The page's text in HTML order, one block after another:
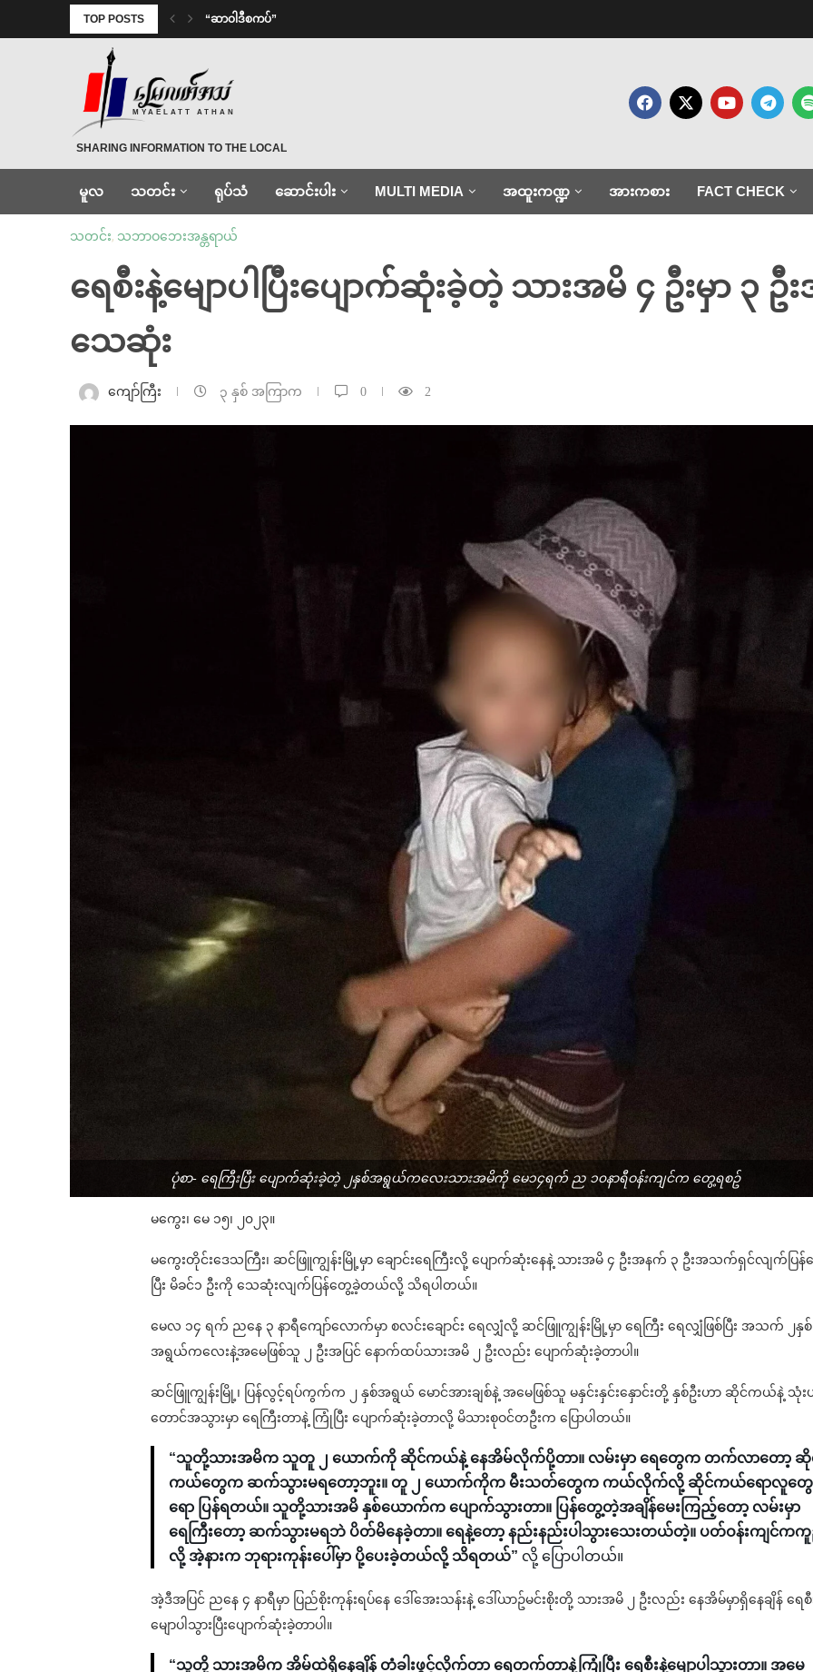
TOP POSTS “ဆာဝါဒီစကပ်”
MYAELATT ATHAN
SHARING INFORMATION TO THE LOCAL
မူလ သတင်း ရုပ်သံ ဆောင်းပါး MULTI MEDIA အထူးကဏ္ဍ အားကစား FACT CHECK
သတင်း, သဘာဝဘေးအန္တရာယ်
ရေစီးနဲ့မျောပါပြီးပျောက်ဆုံးခဲ့တဲ့ သားအမိ ၄ ဦးမှာ ၃
သေဆုံး
ကျော်ကြီး ၃ နှစ် အကြာက 0 2
ပုံစာ- ရေကြီးပြီး ပျောက်ဆုံးခဲ့တဲ့ ၂နှစ်အရွယ်ကလေးသားအမိကို မေ၁၄ရက် ည ၁၀နာရီဝန်းကျင်က တွေ့ရစဥ်
မကွေး၊ မေ ၁၅၊ ၂၀၂၃။
မကွေးတိုင်းဒေသကြီး၊ ဆင်ဖြူကျွန်းမြို့မှာ ချောင်းရေကြီးလို့ ပျောက်ဆုံးနေနဲ့ သားအမိ ၄ ဦးအနက် ၃ ဦးအသက်ရှင်လျက်ပြန်
ပြီး မိခင်၁ ဦးကို သေဆုံးလျက်ပြန်တွေ့ခဲ့တယ်လို့ သိရပါတယ်။
မေလ ၁၄ ရက် ညနေ ၃ နာရီကျော်လောက်မှာ စလင်းချောင်း ရေလျှံလို့ ဆင်ဖြူကျွန်းမြို့မှာ ရေကြီး ရေလျှံဖြစ်ပြီး အသက် ၂နှစ်
အရွယ်ကလေးနဲ့အမေဖြစ်သူ ၂ ဦးအပြင် နောက်ထပ်သားအမိ ၂ ဦးလည်း ပျောက်ဆုံးခဲ့တာပါ။
ဆင်ဖြူကျွန်းမြို့၊ ပြန်လွင့်ရပ်ကွက်က ၂ နှစ်အရွယ် မောင်အားချစ်နဲ့ အမေဖြစ်သူ မနှင်းနှင်းနှောင်းတို့ နှစ်ဦးဟာ ဆိုင်ကယ်နဲ့ သုံး
တောင်အသွားမှာ ရေကြီးတာနဲ့ ကြုံပြီး ပျောက်ဆုံးခဲ့တာလို့ မိသားစုဝင်တဦးက ပြောပါတယ်။
“သူတို့သားအမိက သူတူ ၂ ယောက်ကို ဆိုင်ကယ်နဲ့ နေအိမ်လိုက်ပို့တာ။ လမ်းမှာ ရေတွေက တက်လာတော့ ဆို
ကယ်တွေက ဆက်သွားမရတော့ဘူး။ တူ ၂ ယောက်ကိုက မီးသတ်တွေက ကယ်လိုက်လို့ ဆိုင်ကယ်ရောလူတွေ
ရော ပြန်ရတယ်။ သူတို့သားအမိ နှစ်ယောက်က ပျောက်သွားတာ။ ပြန်တွေ့တဲ့အချိန်မေးကြည့်တော့ လမ်းမှာ
ရေကြီးတော့ ဆက်သွားမရဘဲ ပိတ်မိနေခဲ့တာ။ ရေနဲ့တော့ နည်းနည်းပါသွားသေးတယ်တဲ့။ ပတ်ဝန်းကျင်က
လို့ အဲ့နားက ဘုရားကုန်းပေါ်မှာ ပို့ပေးခဲ့တယ်လို့ သိရတယ်” လို့ ပြောပါတယ်။
အဲ့ဒီအပြင် ညနေ ၄ နာရီမှာ ပြည်စိုးကုန်းရပ်နေ ဒေါ်အေးသန်းနဲ့ ဒေါ်ယာဥ်မင်းစိုးတို့ သားအမိ ၂ ဦးလည်း နေအိမ်မှာရှိနေချိန် ရေစီ
မျောပါသွားပြီးပျောက်ဆုံးခဲ့တာပါ။
“သူတို့ သားအမိက အိမ်ထဲရှိနေချိန် တံခါးဖွင့်လိုက်တာ ရေတက်တာနဲ့ကြုံပြီး ရေစီးနဲ့မျောပါသွားတာ။ အမေ